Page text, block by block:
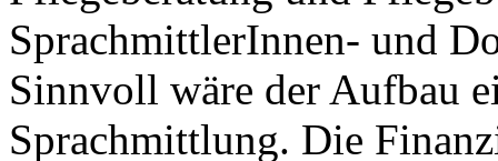
SprachmittlerInnen- und
Sinnvoll wäre der Aufbau
Sprachmittlung. Die